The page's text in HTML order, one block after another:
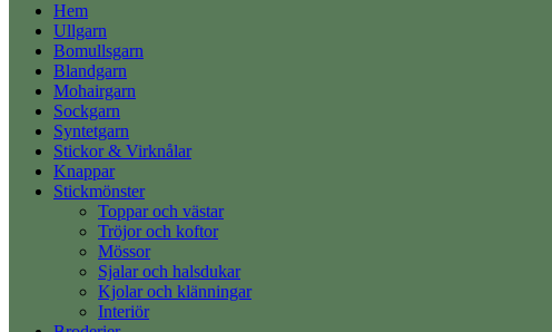
Hem
Ullgarn
Bomullsgarn
Blandgarn
Mohairgarn
Sockgarn
Syntetgarn
Stickor & Virknålar
Knappar
Stickmönster
Toppar och västar
Tröjor och koftor
Mössor
Sjalar och halsdukar
Kjolar och klänningar
Interiör